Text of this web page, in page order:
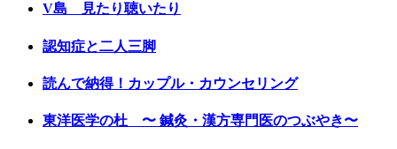
V島 見たり聴いたり
認知症と二人三脚
読んで納得！カップル・カウンセリング
東洋医学の杜 〜 鍼灸・漢方専門医のつぶやき〜